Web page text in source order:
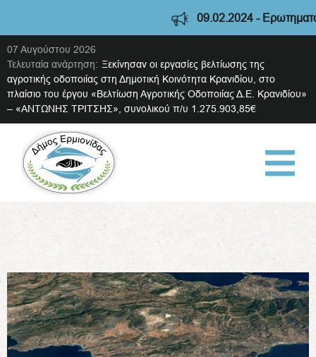
09.02.2024 -
07 Αυγούστου 2026
Τελευταία ανάρτηση: Ξεκίνησαν οι εργασίες βελτίωσης της
αγροτικής οδοποιίας στη Δημοτική Κοινότητα Κρανιδίου, στο
πλαίσιο του έργου «Βελτίωση Αγροτικής Οδοποιίας Δ.Ε. Κρανιδίου»
– «ΑΝΤΩΝΗΣ ΤΡΙΤΣΗΣ», συνολικού π/υ 1.275.903,85€